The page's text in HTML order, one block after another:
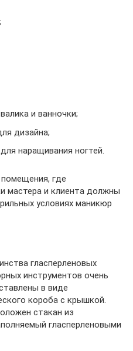
и ванночки;
дизайна;
наращивания ногтей.
где
мастера и клиента должны
условиях маникюр
гласперленовых
инструментов очень
в виде
короба с крышкой.
стакан из
гласперленовыми